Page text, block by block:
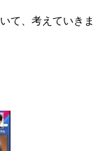
て、考えていきま